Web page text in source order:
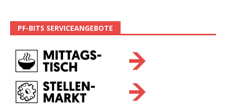
PF-BITS SERVICEANGEBOTE